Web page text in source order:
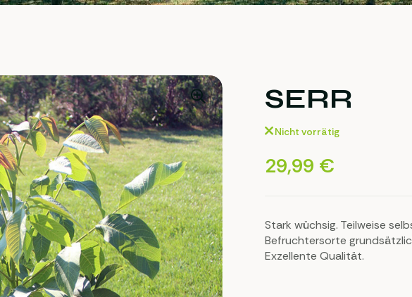
SERR
Nicht vorrätig
29,99 €
Stark wüchsig. Teilweise
Befruchtersorte
Exzellente Qualität.